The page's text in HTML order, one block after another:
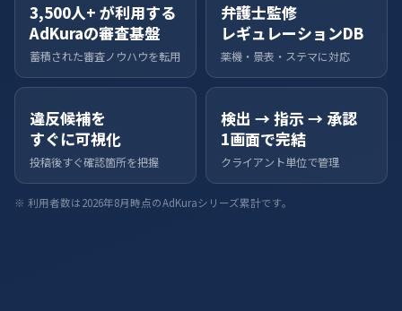
3,500人+ が利用する
AdKuraの審査基盤
蓄積された審査ノウハウを転用
弁護士監修
レギュレーションDB
薬機・景表・ステマに対応
違反候補を
すぐに可視化
投稿後すぐ確認箇所を把握
検出 → 指示 → 承認
1画面で完結
クライアント単位で管理
※ 利用者数は2026年8月時点のAdKuraシリーズ累計です。